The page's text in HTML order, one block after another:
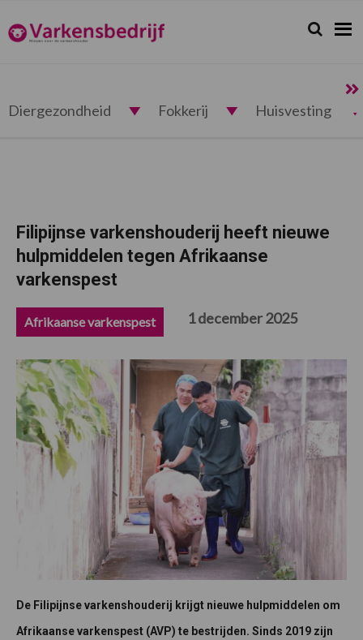
de
hoofdnavigatie
de
hoofd
de
eerste
de
voettekst
Varkensbedrijf.nl Zoeken...
Zoek
Diergezondheid Fokkerij Huisvesting
Filipijnse varkenshouderij heeft nieuwe
hulpmiddelen tegen Afrikaanse
varkenspest
Afrikaanse varkenspest 1 december 2025
De Filipijnse varkenshouderij krijgt nieuwe hulpmiddelen om
Afrikaanse varkenspest (AVP) te bestrijden. Sinds 2019 zijn